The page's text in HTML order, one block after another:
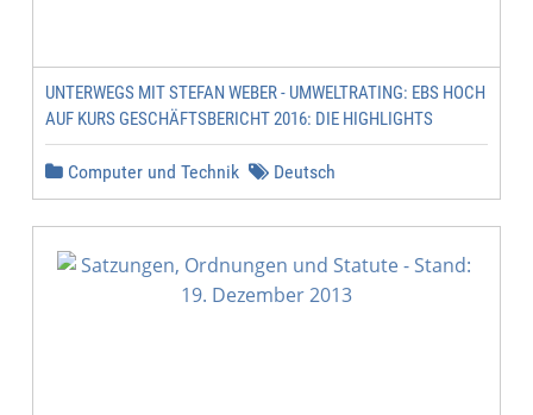
UNTERWEGS MIT STEFAN WEBER - UMWELTRATING: EBS HOCH
AUF KURS GESCHÄFTSBERICHT 2016: DIE HIGHLIGHTS
Computer und Technik Deutsch